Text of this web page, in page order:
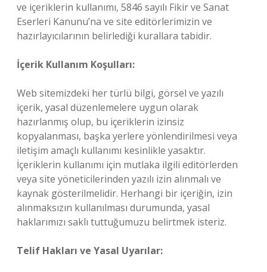
ve içeriklerin kullanımı, 5846 sayılı Fikir ve Sanat
Eserleri Kanunu’na ve site editörlerimizin ve
hazırlayıcılarının belirlediği kurallara tabidir.
İçerik Kullanım Koşulları:
Web sitemizdeki her türlü bilgi, görsel ve yazılı
içerik, yasal düzenlemelere uygun olarak
hazırlanmış olup, bu içeriklerin izinsiz
kopyalanması, başka yerlere yönlendirilmesi veya
iletişim amaçlı kullanımı kesinlikle yasaktır.
İçeriklerin kullanımı için mutlaka ilgili editörlerden
veya site yöneticilerinden yazılı izin alınmalı ve
kaynak gösterilmelidir. Herhangi bir içeriğin, izin
alınmaksızın kullanılması durumunda, yasal
haklarımızı saklı tuttuğumuzu belirtmek isteriz.
Telif Hakları ve Yasal Uyarılar: